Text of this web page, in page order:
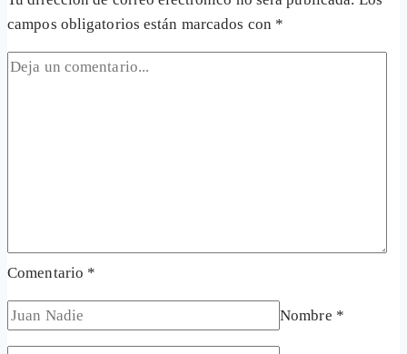
campos obligatorios están marcados con *
Comentario *
Nombre *